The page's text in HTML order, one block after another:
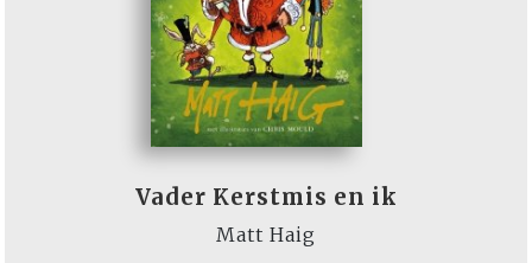
Vader Kerstmis en ik
Matt Haig